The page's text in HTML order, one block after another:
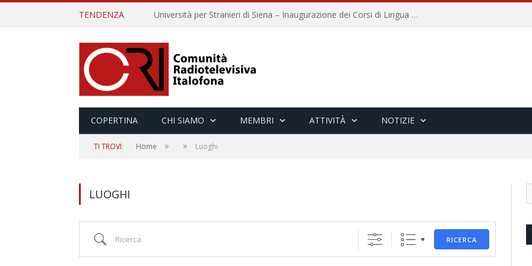
TENDENZA Università per Stranieri di Siena – Inaugurazione dei Corsi di Lingua e Cultura Italiana, 109a annata
COPERTINA CHI SIAMO MEMBRI ATTIVITÀ NOTIZIE
TI TROVI: Home » » Luoghi
LUOGHI
Ricerca RICERCA